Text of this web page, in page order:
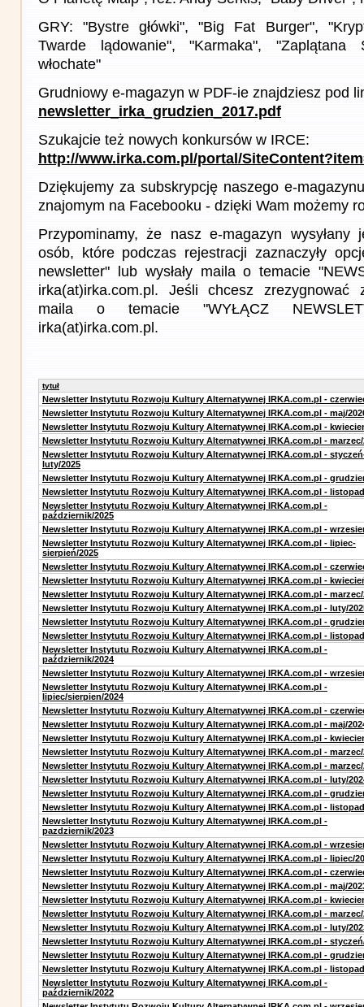
GRY: "Bystre główki", "Big Fat Burger",
Twarde lądowanie", "Karmaka",
włochate"
Grudniowy e-magazyn w PDF-ie znajdziesz pod
newsletter_irka_grudzien_2017.pdf
Szukajcie też nowych konkursów w IRCE:
http://www.irka.com.pl/portal/
Dziękujemy za subskrypcję naszego e-
znajomym na Facebooku - dzięki Wam możemy
Przypominamy, że nasz e-magazyn
osób, które podczas rejestracji zaznaczyły
newsletter" lub wysłały maila o temacie
irka(at)irka.com.pl. Jeśli chcesz zrezygnować
maila o temacie "WYŁĄCZ
irka(at)irka.com.pl.
tytuł
Newsletter Instytutu Rozwoju Kultury Alternatywnej IRKA.com.pl -
Newsletter Instytutu Rozwoju Kultury Alternatywnej IRKA.com.pl - maj/
Newsletter Instytutu Rozwoju Kultury Alternatywnej IRKA.com.pl -
Newsletter Instytutu Rozwoju Kultury Alternatywnej IRKA.com.pl - marzec/
Newsletter Instytutu Rozwoju Kultury Alternatywnej IRKA.com.pl -
luty/2025
Newsletter Instytutu Rozwoju Kultury Alternatywnej IRKA.com.pl -
Newsletter Instytutu Rozwoju Kultury Alternatywnej IRKA.com.pl -
Newsletter Instytutu Rozwoju Kultury Alternatywnej IRKA.com.pl -
październik/2025
Newsletter Instytutu Rozwoju Kultury Alternatywnej IRKA.com.pl -
Newsletter Instytutu Rozwoju Kultury Alternatywnej IRKA.com.pl - lipiec-
sierpień/2025
Newsletter Instytutu Rozwoju Kultury Alternatywnej IRKA.com.pl -
Newsletter Instytutu Rozwoju Kultury Alternatywnej IRKA.com.pl -
Newsletter Instytutu Rozwoju Kultury Alternatywnej IRKA.com.pl - marzec/
Newsletter Instytutu Rozwoju Kultury Alternatywnej IRKA.com.pl - luty/
Newsletter Instytutu Rozwoju Kultury Alternatywnej IRKA.com.pl -
Newsletter Instytutu Rozwoju Kultury Alternatywnej IRKA.com.pl -
Newsletter Instytutu Rozwoju Kultury Alternatywnej IRKA.com.pl -
październik/2024
Newsletter Instytutu Rozwoju Kultury Alternatywnej IRKA.com.pl -
Newsletter Instytutu Rozwoju Kultury Alternatywnej IRKA.com.pl -
lipiec/sierpien/2024
Newsletter Instytutu Rozwoju Kultury Alternatywnej IRKA.com.pl -
Newsletter Instytutu Rozwoju Kultury Alternatywnej IRKA.com.pl - maj/
Newsletter Instytutu Rozwoju Kultury Alternatywnej IRKA.com.pl -
Newsletter Instytutu Rozwoju Kultury Alternatywnej IRKA.com.pl - marzec/
Newsletter Instytutu Rozwoju Kultury Alternatywnej IRKA.com.pl - marzec/
Newsletter Instytutu Rozwoju Kultury Alternatywnej IRKA.com.pl - luty/
Newsletter Instytutu Rozwoju Kultury Alternatywnej IRKA.com.pl -
Newsletter Instytutu Rozwoju Kultury Alternatywnej IRKA.com.pl -
Newsletter Instytutu Rozwoju Kultury Alternatywnej IRKA.com.pl -
pazdziernik/2023
Newsletter Instytutu Rozwoju Kultury Alternatywnej IRKA.com.pl -
Newsletter Instytutu Rozwoju Kultury Alternatywnej IRKA.com.pl - lipiec/
Newsletter Instytutu Rozwoju Kultury Alternatywnej IRKA.com.pl -
Newsletter Instytutu Rozwoju Kultury Alternatywnej IRKA.com.pl - maj/
Newsletter Instytutu Rozwoju Kultury Alternatywnej IRKA.com.pl -
Newsletter Instytutu Rozwoju Kultury Alternatywnej IRKA.com.pl - marzec/
Newsletter Instytutu Rozwoju Kultury Alternatywnej IRKA.com.pl - luty/
Newsletter Instytutu Rozwoju Kultury Alternatywnej IRKA.com.pl -
Newsletter Instytutu Rozwoju Kultury Alternatywnej IRKA.com.pl -
Newsletter Instytutu Rozwoju Kultury Alternatywnej IRKA.com.pl -
Newsletter Instytutu Rozwoju Kultury Alternatywnej IRKA.com.pl -
październik/2022